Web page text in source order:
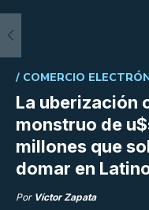
La uberización
monstruo de
millones que
domar en
/ COMERCIO
Por Víctor Zapata